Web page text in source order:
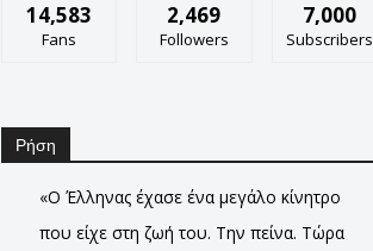
14,583
Fans
2,469
Followers
7,000
Subscribers
Ρήση
«Ο Έλληνας έχασε ένα μεγάλο κίνητρο
που είχε στη ζωή του. Την πείνα. Τώρα